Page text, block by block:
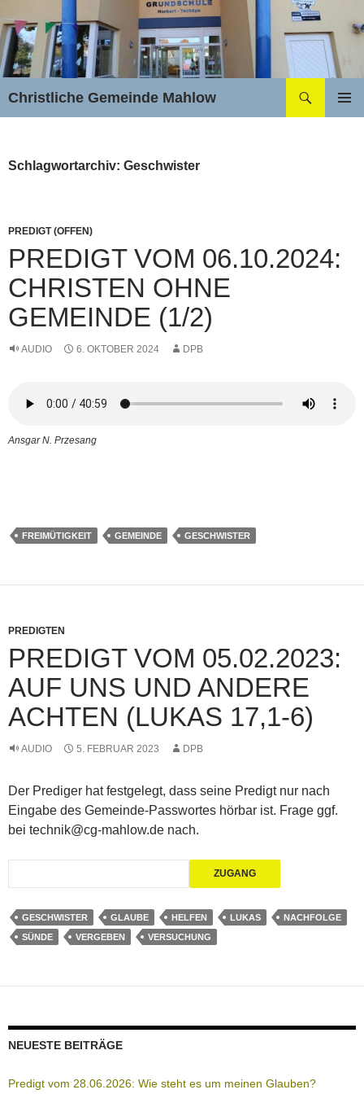
Inhalt
springen
Christliche Gemeinde Mahlow
Schlagwortarchiv: Geschwister
PREDIGT (OFFEN)
PREDIGT VOM 06.10.2024:
CHRISTEN OHNE
GEMEINDE (1/2)
AUDIO 6. OKTOBER 2024 DPB
Ansgar N. Przesang
FREIMÜTIGKEIT GEMEINDE GESCHWISTER
PREDIGTEN
PREDIGT VOM 05.02.2023:
AUF UNS UND ANDERE
ACHTEN (LUKAS 17,1-6)
AUDIO 5. FEBRUAR 2023 DPB
Der Prediger hat festgelegt, dass seine Predigt nur nach
Eingabe des Gemeinde-Passwortes hörbar ist. Frage ggf.
bei technik@cg-mahlow.de nach.
GESCHWISTER GLAUBE HELFEN LUKAS
NACHFOLGE
SÜNDE
VERGEBEN VERSUCHUNG
NEUESTE BEITRÄGE
Predigt vom 28.06.2026: Wie steht es um meinen Glauben?